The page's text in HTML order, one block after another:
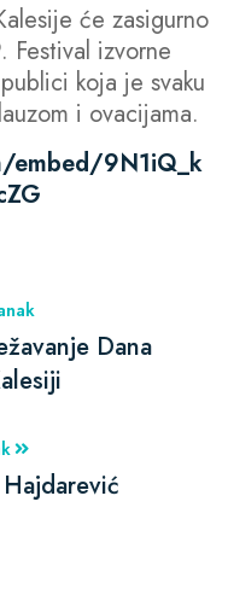
će zasigurno
izvorne
koja je svaku
i ovacijama.
embed/9N1iQ_k
Dana